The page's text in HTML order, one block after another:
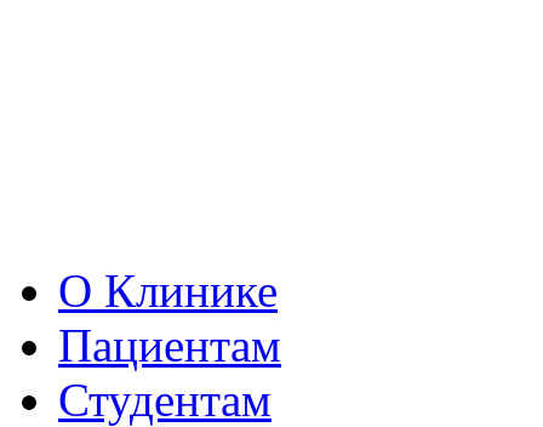
О Клинике
Пациентам
Студентам